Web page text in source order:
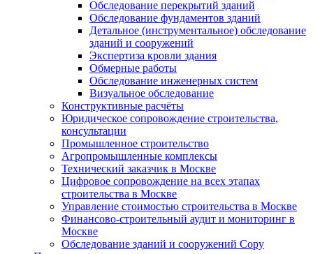
Обследование перекрытий зданий
Обследование фундаментов зданий
Детальное (инструментальное) обследование
зданий и сооружений
Экспертиза кровли здания
Обмерные работы
Обследование инженерных систем
Визуальное обследование
Конструктивные расчёты
Юридическое сопровождение строительства,
консультации
Промышленное строительство
Агропромышленные комплексы
Технический заказчик в Москве
Цифровое сопровождение на всех этапах
строительства в Москве
Управление стоимостью строительства в Москве
Финансово-строительный аудит и мониторинг в
Москве
Обследование зданий и сооружений Copy